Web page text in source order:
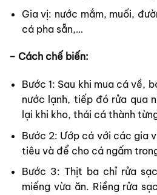
Gia vị: nước mắm, muối,
cá pha sẵn,…
– Cách chế biến:
Bước 1: Sau khi mua cá về,
nước lạnh, tiếp đó rửa qua
lại khi kho, thái cá thành
Bước 2: Ướp cá với các gia
tiêu và để cho cá ngấm
Bước 3: Thịt ba chỉ rửa
miếng vừa ăn. Riềng rửa